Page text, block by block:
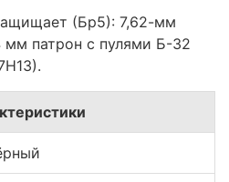
(Бр5): 7,62-мм
мм патрон с пулями Б-32